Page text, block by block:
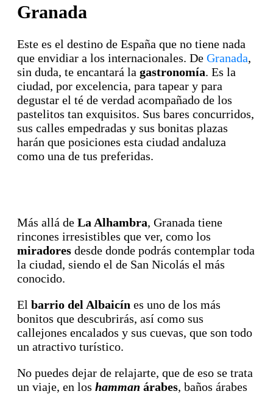
Granada
Este es el destino de España que no tiene nada
que envidiar a los internacionales. De Granada,
sin duda, te encantará la gastronomía. Es la
ciudad, por excelencia, para tapear y para
degustar el té de verdad acompañado de los
pastelitos tan exquisitos. Sus bares concurridos,
sus calles empedradas y sus bonitas plazas
harán que posiciones esta ciudad andaluza
como una de tus preferidas.
Más allá de La Alhambra, Granada tiene
rincones irresistibles que ver, como los
miradores desde donde podrás contemplar toda
la ciudad, siendo el de San Nicolás el más
conocido.
El barrio del Albaicín es uno de los más
bonitos que descubrirás, así como sus
callejones encalados y sus cuevas, que son todo
un atractivo turístico.
No puedes dejar de relajarte, que de eso se trata
un viaje, en los hamman árabes, baños árabes